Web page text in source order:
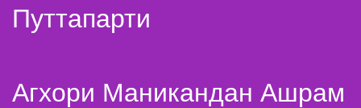
Путтапарти
Агхори Маникандан Ашрам